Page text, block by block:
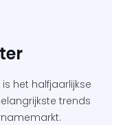
het halfjaarlijkse
trends